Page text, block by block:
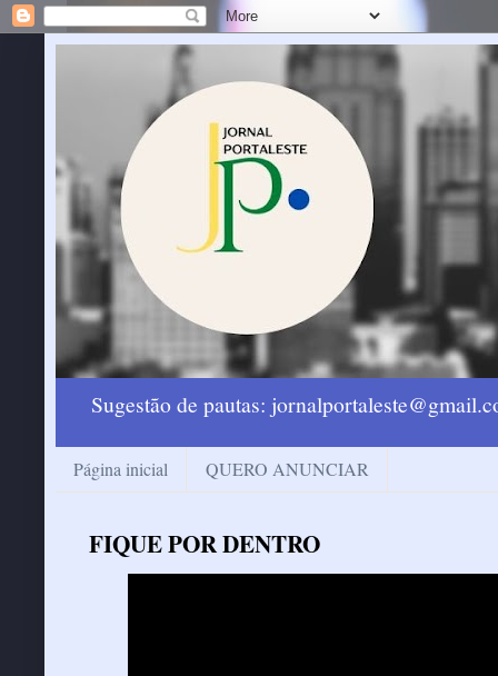
Sugestão de pautas:
Página inicial QUERO ANUNCIAR
FIQUE POR DENTRO